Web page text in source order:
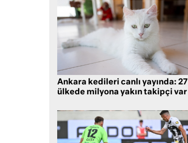
Ankara kedileri canlı yayında: 27
ülkede milyona yakın takipçi var